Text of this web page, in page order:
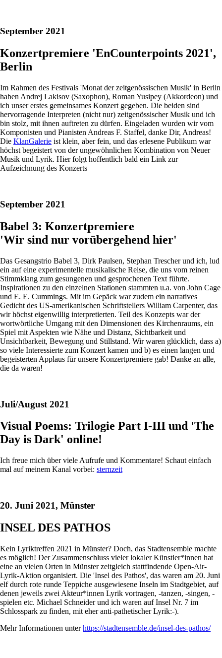
September 2021
Konzertpremiere 'EnCounterpoints 2021',
Berlin
Im Rahmen des Festivals 'Monat der zeitgenössischen Musik' in Berlin
haben Andrej Lakisov (Saxophon), Roman Yusipey (Akkordeon) und
ich unser erstes gemeinsames Konzert gegeben. Die beiden sind
hervorragende Interpreten (nicht nur) zeitgenössischer Musik und ich
bin stolz, mit ihnen auftreten zu dürfen. Eingeladen wurden wir vom
Komponisten und Pianisten Andreas F. Staffel, danke Dir, Andreas!
Die KlanGalerie ist klein, aber fein, und das erlesene Publikum war
höchst begeistert von der ungewöhnlichen Kombination von Neuer
Musik und Lyrik. Hier folgt hoffentlich bald ein Link zur
Aufzeichnung des Konzerts
September 2021
Babel 3: Konzertpremiere
'Wir sind nur vorübergehend hier'
Das Gesangstrio Babel 3, Dirk Paulsen, Stephan Trescher und ich, lud
ein auf eine experimentelle musikalische Reise, die uns vom reinen
Stimmklang zum gesungenen und gesprochenen Text führte.
Inspirationen zu den einzelnen Stationen stammten u.a. von John Cage
und E. E. Cummings. Mit im Gepäck war zudem ein narratives
Gedicht des US-amerikanischen Schriftstellers William Carpenter, das
wir höchst eigenwillig interpretierten. Teil des Konzepts war der
wortwörtliche Umgang mit den Dimensionen des Kirchenraums, ein
Spiel mit Aspekten wie Nähe und Distanz, Sichtbarkeit und
Unsichtbarkeit, Bewegung und Stillstand. Wir waren glücklich, dass a)
so viele Interessierte zum Konzert kamen und b) es einen langen und
begeisterten Applaus für unsere Konzertpremiere gab! Danke an alle,
die da waren!
Juli/August 2021
Visual Poems: Trilogie Part I-III und 'The
Day is Dark' online!
Ich freue mich über viele Aufrufe und Kommentare! Schaut einfach
mal auf meinem Kanal vorbei: sternzeit
20. Juni 2021, Münster
INSEL DES PATHOS
Kein Lyriktreffen 2021 in Münster? Doch, das Stadtensemble machte
es möglich! Der Zusammenschluss vieler lokaler Künstler*innen hat
eine an vielen Orten in Münster zeitgleich stattfindende Open-Air-
Lyrik-Aktion organisiert. Die 'Insel des Pathos', das waren am 20. Juni
elf durch rote runde Teppiche ausgewiesene Inseln im Stadtgebiet, auf
denen jeweils zwei Akteur*innen Lyrik vortragen, -tanzen, -singen, -
spielen etc. Michael Schneider und ich waren auf Insel Nr. 7 im
Schlosspark zu finden, mit eher anti-pathetischer Lyrik:-).
Mehr Informationen unterhttps://stadtensemble.de/insel-des-pathos/